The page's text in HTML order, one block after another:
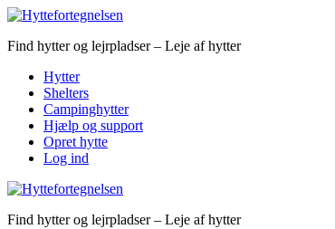
Find hytter og lejrpladser – Leje af hytter
Hytter
Shelters
Campinghytter
Hjælp og support
Opret hytte
Log ind
Find hytter og lejrpladser – Leje af hytter